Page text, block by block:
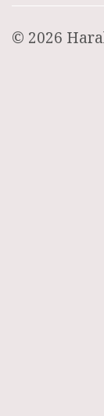
© 2026